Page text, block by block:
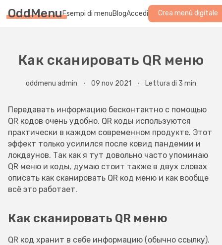
OddMenuEsempi di menuBlogAccedi Crea menù digitale
Как сканировать QR меню
Передавать информацию бесконтактно с помощью
QR кодов очень удобно. QR коды используются
практически в каждом современном продукте. Этот
эффект только усилился после ковид пандемии и
локдаунов. Так как я тут довольно часто упоминаю
QR меню и коды, думаю стоит также в двух словах
описать как сканировать QR код меню и как вообще
всё это работает.
Как сканировать QR меню
QR код хранит в себе информацию (обычно ссылку).
oddmenu admin 09 nov 2021 Lettura di 3 min